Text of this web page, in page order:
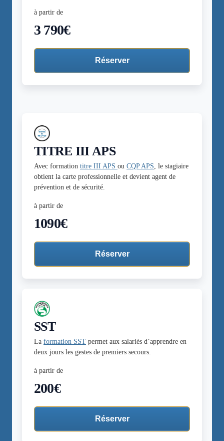
à partir de
3 790€
Réserver
TITRE III APS
Avec formation titre III APS ou CQP APS, le stagiaire
obtient la carte professionnelle et devient agent de
prévention et de sécurité.
à partir de
1090€
Réserver
SST
La formation SST permet aux salariés d’apprendre en
deux jours les gestes de premiers secours.
à partir de
200€
Réserver